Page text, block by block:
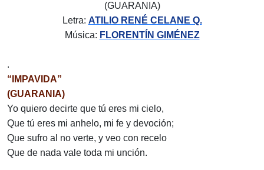
(GUARANIA)
Letra: ATILIO RENÉ CELANE Q.
Música: FLORENTÍN GIMÉNEZ
.
“IMPAVIDA”
(GUARANIA)
Yo quiero decirte que tú eres mi cielo,
Que tú eres mi anhelo, mi fe y devoción;
Que sufro al no verte, y veo con recelo
Que de nada vale toda mi unción.